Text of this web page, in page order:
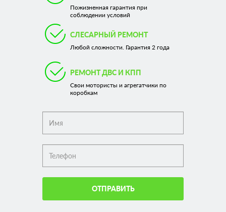
Пожизненная гарантия при
соблюдении условий
СЛЕСАРНЫЙ РЕМОНТ
Любой сложности. Гарантия 2 года
РЕМОНТ ДВС И КПП
Свои мотористы и агрегатчики по
коробкам
ОТПРАВИТЬ